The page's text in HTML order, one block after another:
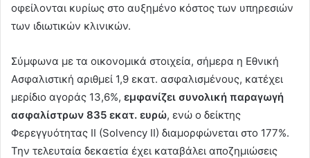
οφείλονται κυρίως στο αυξημένο κόστος των υπηρεσιών
των ιδιωτικών κλινικών.
Σύμφωνα με τα οικονομικά στοιχεία, σήμερα η Εθνική
Ασφαλιστική αριθμεί 1,9 εκατ. ασφαλισμένους, κατέχει
μερίδιο αγοράς 13,6%, εμφανίζει συνολική παραγωγή
ασφαλίστρων 835 εκατ. ευρώ, ενώ ο δείκτης
Φερεγγυότητας II (Solvency II) διαμορφώνεται στο 177%.
Την τελευταία δεκαετία έχει καταβάλει αποζημιώσεις